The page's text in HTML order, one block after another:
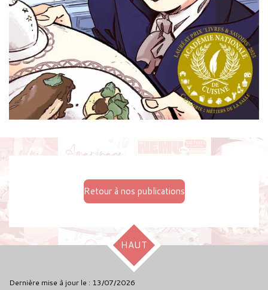
Retour à nos publications
HAUT
Dernière mise à jour le : 13/07/2026